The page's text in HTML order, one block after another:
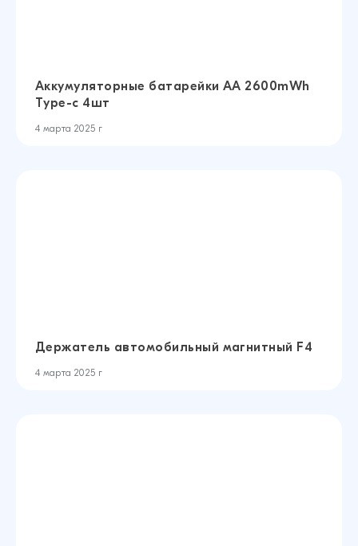
Аккумуляторные батарейки AA 2600mWh
Type-c 4шт
4 марта 2025 г
Держатель автомобильный магнитный F4
4 марта 2025 г